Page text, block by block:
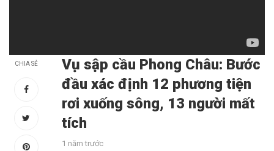
CHIA SẺ
Vụ sập cầu Phong Châu: Bước
đầu xác định 12 phương tiện
rơi xuống sông, 13 người mất
tích
1 năm trước